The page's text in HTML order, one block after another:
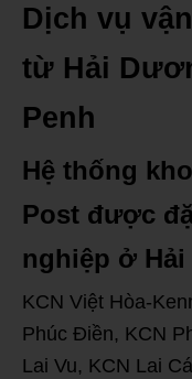
Dịch vụ
từ Hải
Penh
Hệ thống
Post được
nghiệp ở
KCN Việt Hòa-
Phúc Điền, KCN
Lai Vu, KCN Lai